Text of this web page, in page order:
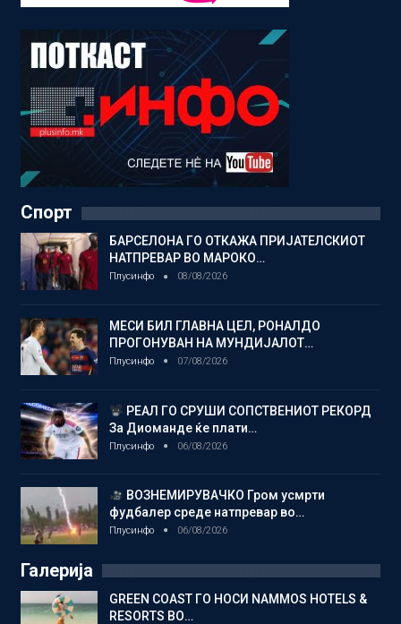
Спорт
БАРСЕЛОНА ГО ОТКАЖА ПРИЈАТЕЛСКИОТ
НАТПРЕВАР ВО МАРОКО…
Плусинфо 08/08/2026
МЕСИ БИЛ ГЛАВНА ЦЕЛ, РОНАЛДО
ПРОГОНУВАН НА МУНДИЈАЛОТ…
Плусинфо 07/08/2026
РЕАЛ ГО СРУШИ СОПСТВЕНИОТ РЕКОРД
За Диоманде ќе плати…
Плусинфо 06/08/2026
ВОЗНЕМИРУВАЧКО Гром усмрти
фудбалер среде натпревар во…
Плусинфо 06/08/2026
Галерија
GREEN COAST ГО НОСИ NAMMOS HOTELS &
RESORTS ВО…